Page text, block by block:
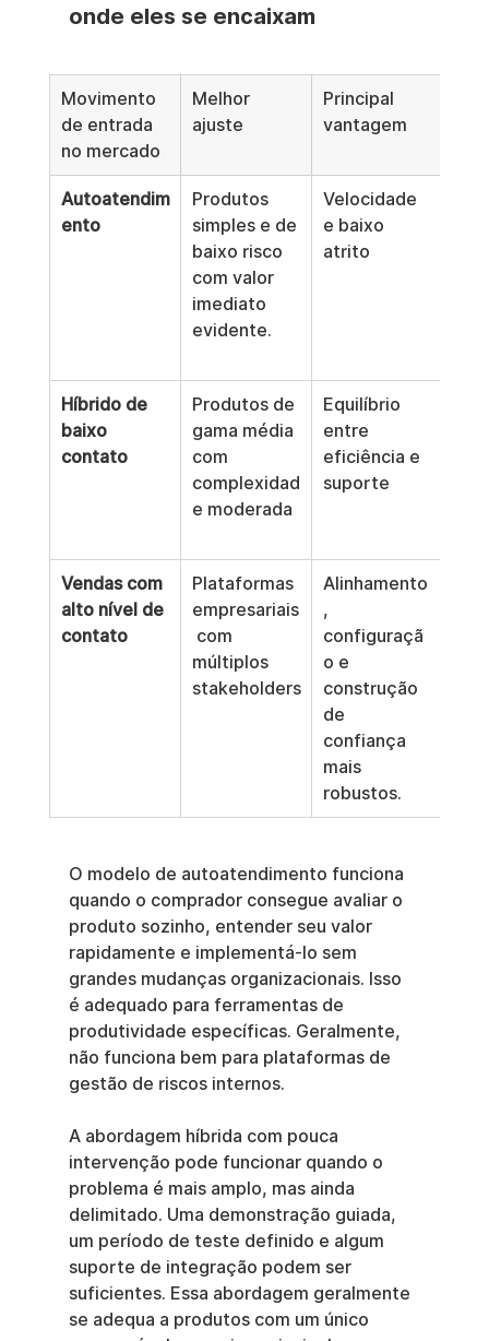
onde eles se encaixam
Movimento
de entrada
no mercado
Melhor
ajuste
Principal
vantagem
Autoatendim
ento
Produtos
simples e de
baixo risco
com valor
imediato
evidente.
Velocidade
e baixo
atrito
Híbrido de
baixo
contato
Produtos de
gama média
com
complexidad
e moderada
Equilíbrio
entre
eficiência e
suporte
Vendas com
alto nível de
contato
Plataformas
empresariais
com
múltiplos
stakeholders
Alinhamento
,
configuraçã
o e
construção
de
confiança
mais
robustos.
O modelo de autoatendimento funciona
quando o comprador consegue avaliar o
produto sozinho, entender seu valor
rapidamente e implementá-lo sem
grandes mudanças organizacionais. Isso
é adequado para ferramentas de
produtividade específicas. Geralmente,
não funciona bem para plataformas de
gestão de riscos internos.
A abordagem híbrida com pouca
intervenção pode funcionar quando o
problema é mais amplo, mas ainda
delimitado. Uma demonstração guiada,
um período de teste definido e algum
suporte de integração podem ser
suficientes. Essa abordagem geralmente
se adequa a produtos com um único